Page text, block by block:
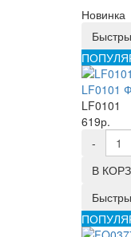
Новинка
LF0101
LF0101
619р.
-
В